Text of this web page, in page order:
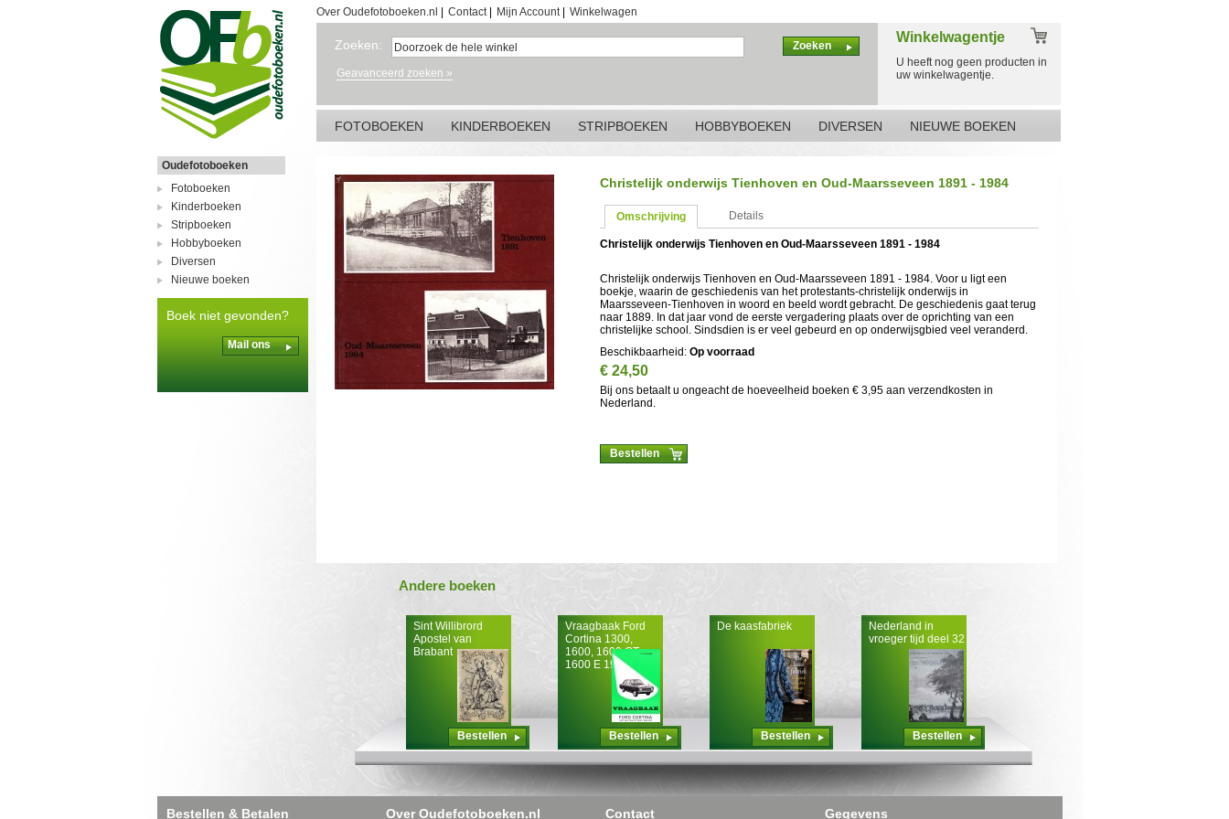
Over Oudefotoboeken.nl Contact| Mijn Account| Winkelwagen
Zoeken: Zoeken
Geavanceerd zoeken »
Winkelwagentje
U heeft nog geen producten in
uw winkelwagentje.
FOTOBOEKEN KINDERBOEKEN STRIPBOEKEN HOBBYBOEKEN DIVERSEN NIEUWE BOEKEN
Oudefotoboeken
Fotoboeken
Kinderboeken
Stripboeken
Hobbyboeken
Diversen
Nieuwe boeken
Boek niet gevonden?
Mail ons
Christelijk onderwijs Tienhoven en Oud-Maarsseveen 1891 - 1984
Omschrijving Details
Christelijk onderwijs Tienhoven en Oud-Maarsseveen 1891 - 1984
Christelijk onderwijs Tienhoven en Oud-Maarsseveen 1891 - 1984. Voor u ligt een
boekje, waarin de geschiedenis van het protestants-christelijk onderwijs in
Maarsseveen-Tienhoven in woord en beeld wordt gebracht. De geschiedenis gaat terug
naar 1889. In dat jaar vond de eerste vergadering plaats over de oprichting van een
christelijke school. Sindsdien is er veel gebeurd en op onderwijsgbied veel veranderd.
Beschikbaarheid: Op voorraad
€ 24,50
Bij ons betaalt u ongeacht de hoeveelheid boeken € 3,95 aan verzendkosten in
Nederland.
Bestellen
Andere boeken
Sint Willibrord
Apostel van
Brabant
Bestellen
Vraagbaak Ford
Cortina 1300,
1600, 1600 GT,
1600 E 1968-1970
Bestellen
De kaasfabriek
Bestellen
Nederland in
vroeger tijd deel 32
Bestellen
Bestellen & Betalen Over Oudefotoboeken.nl Contact Gegevens